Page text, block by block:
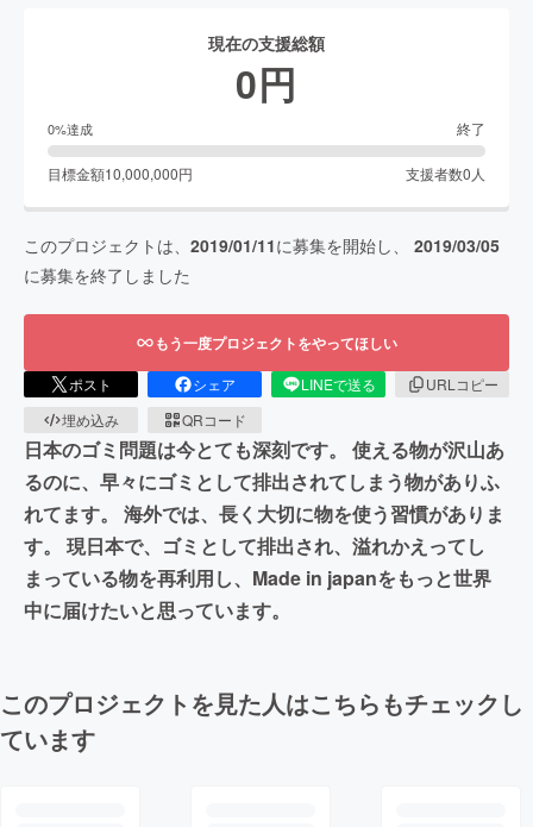
現在の支援総額
0円
0%達成 終了
目標金額10,000,000円 支援者数0 人
このプロジェクトは、 2019/01/11に募集を開始し、 2019/03/05
に募集を終了しました
もう一度プロジェクトをやってほしい
ポスト シェア LINEで送る
URLコピー
埋め込み
QRコード
日本のゴミ問題は今とても深刻です。 使える物が沢山あ
るのに、早々にゴミとして排出されてしまう物がありふ
れてます。 海外では、長く大切に物を使う習慣がありま
す。 現日本で、ゴミとして排出され、溢れかえってし
まっている物を再利用し、Made in japanをもっと世界
中に届けたいと思っています。
このプロジェクトを見た人はこちらもチェックし
ています